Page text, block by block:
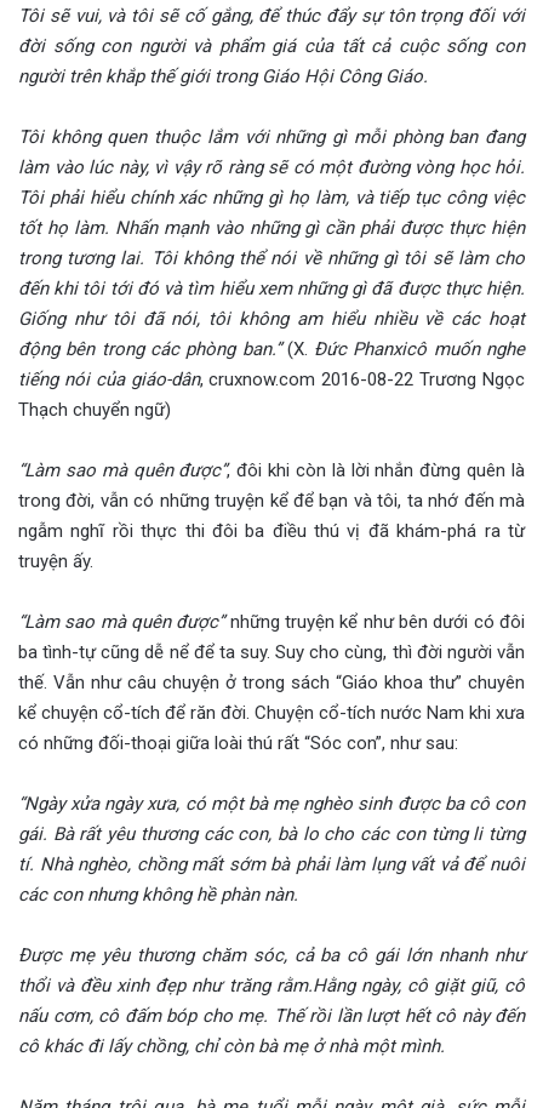
Tôi sẽ vui, và tôi sẽ cố gắng, để thúc đẩy sự tôn trọng đối với
đời sống con người và phẩm giá của tất cả cuộc sống con
người trên khắp thế giới trong Giáo Hội Công Giáo.
Tôi không quen thuộc lắm với những gì mỗi phòng ban đang
làm vào lúc này, vì vậy rõ ràng sẽ có một đường vòng học hỏi.
Tôi phải hiểu chính xác những gì họ làm, và tiếp tục công việc
tốt họ làm. Nhấn mạnh vào những gì cần phải được thực hiện
trong tương lai. Tôi không thể nói về những gì tôi sẽ làm cho
đến khi tôi tới đó và tìm hiểu xem những gì đã được thực hiện.
Giống như tôi đã nói, tôi không am hiểu nhiều về các hoạt
động bên trong các phòng ban.”(X. Đức Phanxicô muốn nghe
tiếng nói của giáo-dân, cruxnow.com 2016-08-22 Trương Ngọc
Thạch chuyển ngữ)
“Làm sao mà quên được”, đôi khi còn là lời nhắn đừng quên là
trong đời, vẫn có những truyện kể để bạn và tôi, ta nhớ đến mà
ngẫm nghĩ rồi thực thi đôi ba điều thú vị đã khám-phá ra từ
truyện ấy.
“Làm sao mà quên được”những truyện kể như bên dưới có đôi
ba tình-tự cũng dễ nể để ta suy. Suy cho cùng, thì đời người vẫn
thế. Vẫn như câu chuyện ở trong sách “Giáo khoa thư” chuyên
kể chuyện cổ-tích để răn đời. Chuyện cổ-tích nước Nam khi xưa
có những đối-thoại giữa loài thú rất “Sóc con”, như sau:
“Ngày xửa ngày xưa, có một bà mẹ nghèo sinh được ba cô con
gái. Bà rất yêu thương các con, bà lo cho các con từng li từng
tí. Nhà nghèo, chồng mất sớm bà phải làm lụng vất vả để nuôi
các con nhưng không hề phàn nàn.
Được mẹ yêu thương chăm sóc, cả ba cô gái lớn nhanh như
thổi và đều xinh đẹp như trăng rằm.Hằng ngày, cô giặt giũ, cô
nấu cơm, cô đấm bóp cho mẹ. Thế rồi lần lượt hết cô này đến
cô khác đi lấy chồng, chỉ còn bà mẹ ở nhà một mình.